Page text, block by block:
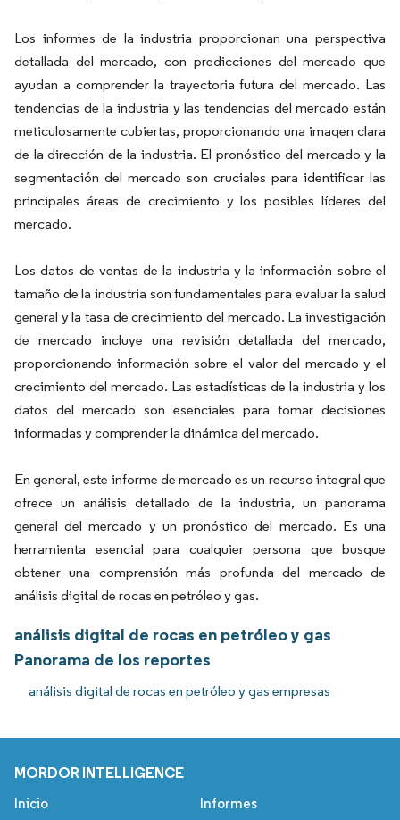
Los informes de la industria proporcionan una perspectiva
detallada del mercado, con predicciones del mercado que
ayudan a comprender la trayectoria futura del mercado. Las
tendencias de la industria y las tendencias del mercado están
meticulosamente cubiertas, proporcionando una imagen clara
de la dirección de la industria. El pronóstico del mercado y la
segmentación del mercado son cruciales para identificar las
principales áreas de crecimiento y los posibles líderes del
mercado.
Los datos de ventas de la industria y la información sobre el
tamaño de la industria son fundamentales para evaluar la salud
general y la tasa de crecimiento del mercado. La investigación
de mercado incluye una revisión detallada del mercado,
proporcionando información sobre el valor del mercado y el
crecimiento del mercado. Las estadísticas de la industria y los
datos del mercado son esenciales para tomar decisiones
informadas y comprender la dinámica del mercado.
En general, este informe de mercado es un recurso integral que
ofrece un análisis detallado de la industria, un panorama
general del mercado y un pronóstico del mercado. Es una
herramienta esencial para cualquier persona que busque
obtener una comprensión más profunda del mercado de
análisis digital de rocas en petróleo y gas.
análisis digital de rocas en petróleo y gas
Panorama de los reportes
análisis digital de rocas en petróleo y gas empresas
MORDOR INTELLIGENCE
Inicio Informes